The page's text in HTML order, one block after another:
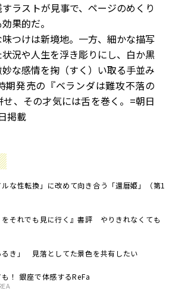
ラストが見事で、ページのめくり
果的だ。
つけは新境地。一方、細かな描写
況や人生を浮き彫りにし、白か黒
な感情を掬（すく）い取る手並み
期発売の『ベランダは難攻不落の
、その才気には舌を巻く。=朝日
掲載
な性転換」に改めて向き合う「還暦姫」（第1
をそれでも見に行く』書評 やりきれなくても
るき」 見落としてた景色を共有したい
！ 銀座で体感するReFa